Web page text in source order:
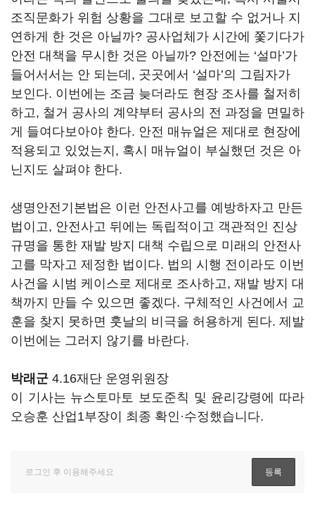
조직문화가 위험 상황을 그대로 보고할 수 없거나 지
연하게 한 것은 아닐까? 공사업체가 시간에 쫓기다가
안전 대책을 무시한 것은 아닐까? 안전에는 ‘설마’가
들어서서는 안 되는데, 곳곳에서 ‘설마’의 그림자가
보인다. 이번에는 조금 늦더라도 현장 조사를 철저히
하고, 철거 공사의 계약부터 공사의 전 과정을 면밀하
게 들여다보아야 한다. 안전 매뉴얼은 제대로 현장에
적용되고 있었는지, 혹시 매뉴얼이 부실했던 것은 아
닌지도 살펴야 한다.
생명안전기본법은 이런 안전사고를 예방하자고 만든
법이고, 안전사고 뒤에는 독립적이고 객관적인 진상
규명을 통한 재발 방지 대책 수립으로 미래의 안전사
고를 막자고 제정한 법이다. 법의 시행 전이라도 이번
사건을 시범 케이스로 제대로 조사하고, 재발 방지 대
책까지 만들 수 있으면 좋겠다. 구체적인 사건에서 교
훈을 찾지 못하면 훗날의 비극을 허용하게 된다. 제발
이번에는 그러지 않기를 바란다.
박래군 4.16재단 운영위원장
이 기사는 뉴스토마토 보도준칙 및 윤리강령에 따라
오승훈 산업1부장이 최종 확인·수정했습니다.